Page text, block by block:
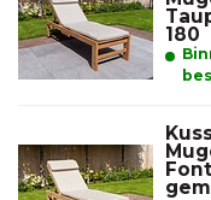
180